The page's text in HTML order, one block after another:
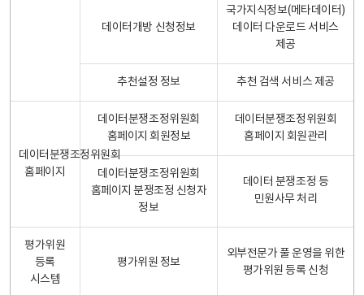
데이터개방 신청정보
국가지식정보(메타데이터)
데이터 다운로드 서비스
제공
추천설정 정보 추천 검색 서비스 제공
데이터분쟁조정위원회
홈페이지
데이터분쟁조정위원회
홈페이지 회원정보
데이터분쟁조정위원회
홈페이지 회원관리
데이터분쟁조정위원회
홈페이지 분쟁조정 신청자
정보
데이터 분쟁조정 등
민원사무 처리
평가위원
등록
시스템
평가위원 정보
외부전문가 풀 운영을 위한
평가위원 등록 신청